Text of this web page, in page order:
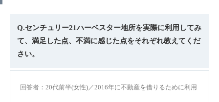
Q.センチュリー21ハーベスター地所を実際に利用してみ
て、満足した点、不満に感じた点をそれぞれ教えてくだ
さい。
回答者：20代前半(女性)／2016年に不動産を借りるために利用